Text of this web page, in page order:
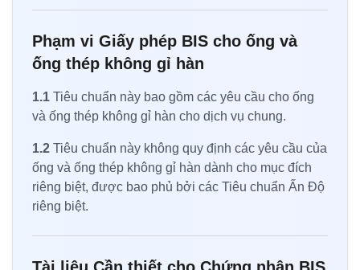
Phạm vi Giấy phép BIS cho ống và
ống thép không gỉ hàn
1.1 Tiêu chuẩn này bao gồm các yêu cầu cho ống
và ống thép không gỉ hàn cho dịch vụ chung.
1.2 Tiêu chuẩn này không quy định các yêu cầu của
ống và ống thép không gỉ hàn dành cho mục đích
riêng biệt, được bao phủ bởi các Tiêu chuẩn Ấn Độ
riêng biệt.
Tài liệu Cần thiết cho Chứng nhận BIS